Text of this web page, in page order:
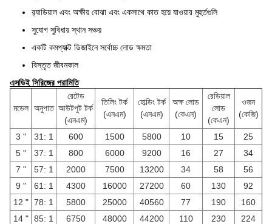
র‌্যাডিয়াল এবং অক্ষীয় বোঝা এবং একসাথে কাত হয়ে যাওয়ার মুহুর্তগুলি
সুযোগ সুবিধায় স্থান সঞ্চয়
একটি কমপ্যাক্ট ডিজাইনে সর্বোচ্চ লোড ক্ষমতা
বিস্তৃত জীবনকাল
এসডিই সিরিজের পরামিতি
মডেল অনুপাত
রেটেড
আউটপুট টর্ক
(এনএম)
তিলিং টর্ক
(এনএম)
হোল্ডিং টর্ক
(এনএম)
অক্ষ লোড
(কেএন)
রেডিয়াল
লোড
(কেএন)
ওজন
(কেজি)
3 " 31: 1 600 1500 5800 10 15
25
5 "
37: 1 800 6000 9200 16 27
34
7 "
57: 1 2000 7500 13200 34 58
56
9 "
61: 1 4300 16000 27200 60 130
92
12 " 78: 1 5800 25000 40560 77 190
160
14 " 85: 1 6750 48000 44200 110 230
224